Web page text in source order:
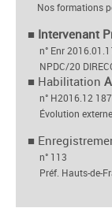
Nos formations
■ Intervenant
n° Enr
NPDC/20
■ Habilitation
n° H2016.12
Évolution
■
n° 113
Préf. Hauts-de-